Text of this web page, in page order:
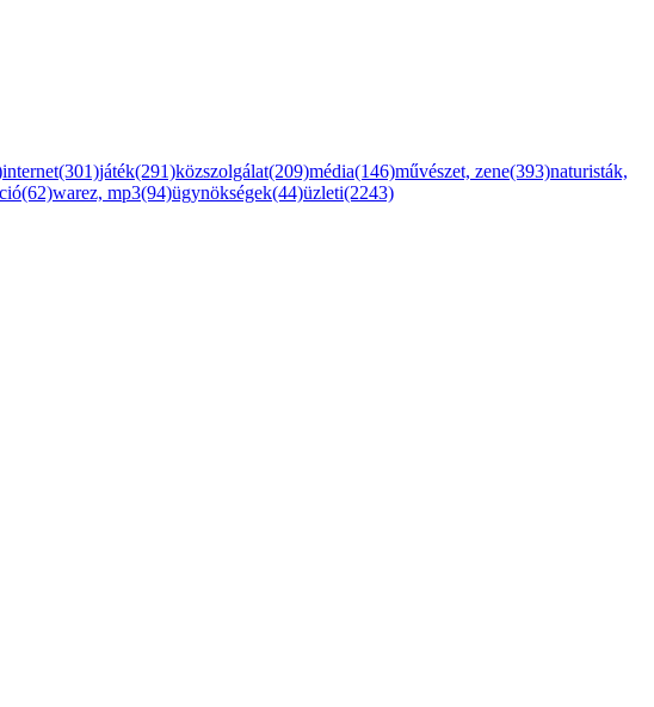
internet(301)játék(291)közszolgálat(209)média(146)művészet, zene(393)naturisták,
warez, mp3(94)ügynökségek(44)üzleti(2243)